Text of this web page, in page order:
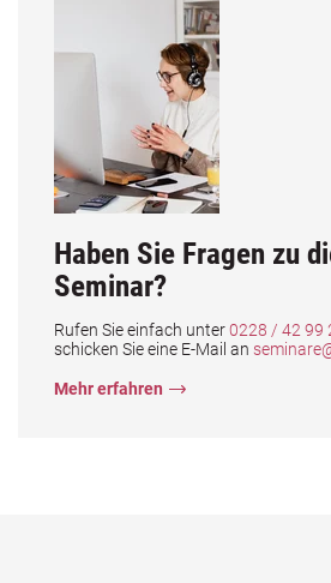
Haben Sie Fragen zu
Seminar?
Rufen Sie einfach unter0228 / 42 99
schicken Sie eine E-Mail an
Mehr erfahren